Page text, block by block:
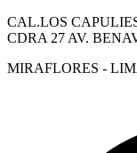
CAL.LOS
CDRA 27 AV.
MIRAFLORES -